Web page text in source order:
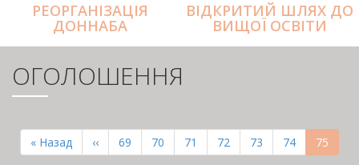
РЕОРГАНІЗАЦІЯ
ДОННАБА
ВІДКРИТИЙ ШЛЯХ ДО
ВИЩОЇ ОСВІТИ
ОГОЛОШЕННЯ
СТОРІНКИ
Перша
сторінка
« Назад
Попередня
сторінка
‹‹ Page
69 Page
70 Page
71 Page
72 Page
73 Page
74 75